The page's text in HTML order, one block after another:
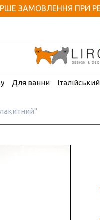
ЗАМОВЛЕННЯ ПРИ
Для ванни